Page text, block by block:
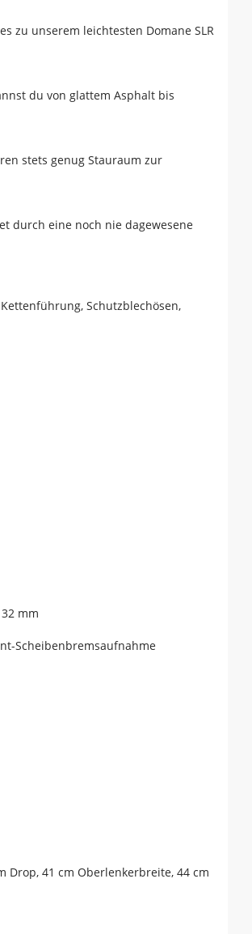
zu unserem leichtesten Domane SLR
du von glattem Asphalt bis
stets genug Stauraum zur
durch eine noch nie dagewesene
Schutzblechösen,
mm
Scheibenbremsaufnahme
Drop, 41 cm Oberlenkerbreite, 44 cm